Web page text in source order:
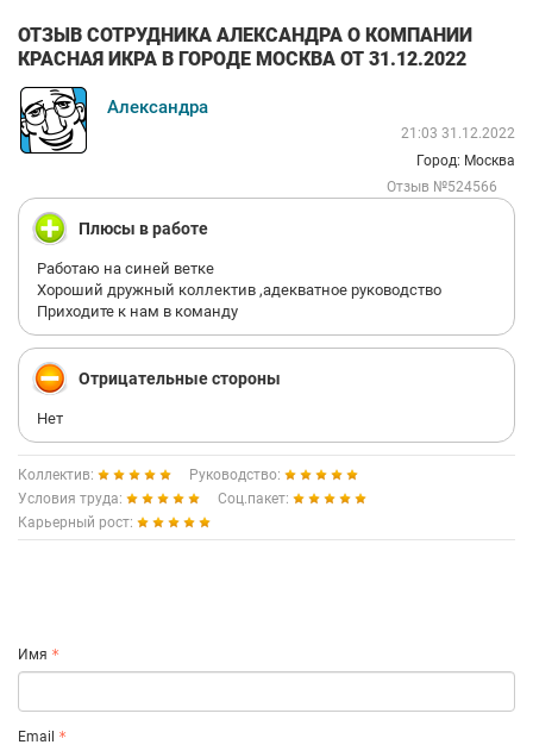
ОТЗЫВ СОТРУДНИКА АЛЕКСАНДРА О КОМПАНИИ
КРАСНАЯ ИКРА В ГОРОДЕ МОСКВА ОТ 31.12.2022
Александра
21:03 31.12.2022
Город: Москва
Отзыв №524566
Плюсы в работе
Работаю на синей ветке
Хороший дружный коллектив ,адекватное руководство
Приходите к нам в команду
Отрицательные стороны
Нет
Коллектив:
Руководство:
Условия труда:
Соц.пакет:
Карьерный рост:
Имя
Email